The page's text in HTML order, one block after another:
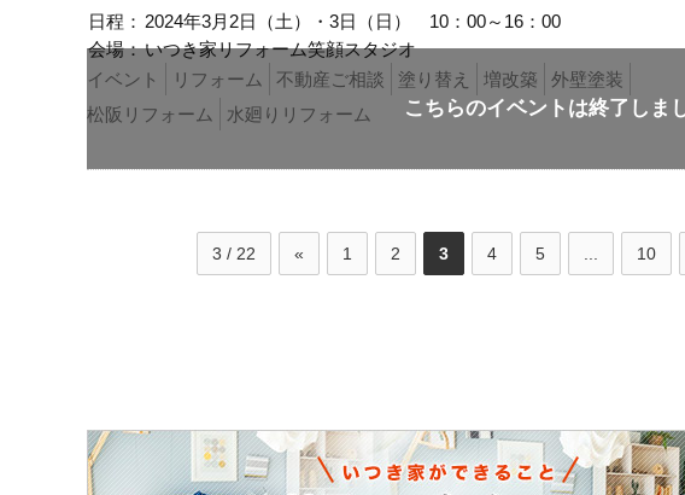
日程： 2024年3月2日（土）・3日（日）
10：00～16：00
会場：いつき家リフォーム笑顔スタジオ
イベント
リフォーム 不動産ご相談 塗り替え 増改築
外壁塗装
松阪リフォーム
水廻りリフォーム
3 / 22 « 1 2 3 4 5 10